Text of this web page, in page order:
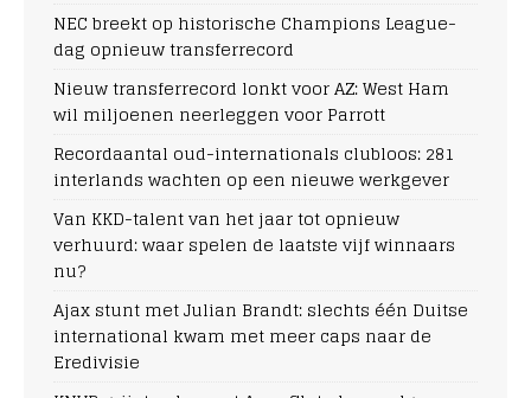
NEC breekt op historische Champions League-
dag opnieuw transferrecord
Nieuw transferrecord lonkt voor AZ: West Ham
wil miljoenen neerleggen voor Parrott
Recordaantal oud-internationals clubloos: 281
interlands wachten op een nieuwe werkgever
Van KKD-talent van het jaar tot opnieuw
verhuurd: waar spelen de laatste vijf winnaars
nu?
Ajax stunt met Julian Brandt: slechts één Duitse
international kwam met meer caps naar de
Eredivisie